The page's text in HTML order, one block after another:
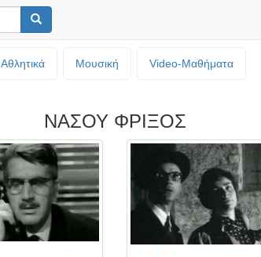
Αθλητικά Μουσική Video-Mαθήματα
ΝΑΣΟΥ ΦΡΙΞΟΣ